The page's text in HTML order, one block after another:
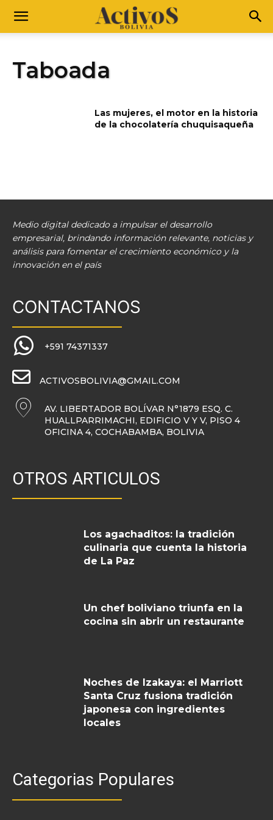
Taboada
Las mujeres, el motor en la historia
de la chocolatería chuquisaqueña
Medio digital dedicado a impulsar el desarrollo
empresarial, brindando información relevante, noticias y
análisis para fomentar el crecimiento económico y la
innovación en el país
CONTACTANOS
+591 74371337
ACTIVOSBOLIVIA@GMAIL.COM
AV. LIBERTADOR BOLÍVAR N°1879 ESQ. C.
HUALLPARRIMACHI, EDIFICIO V Y V, PISO 4
OFICINA 4, COCHABAMBA, BOLIVIA
OTROS ARTICULOS
Los agachaditos: la tradición
culinaria que cuenta la historia
de La Paz
Un chef boliviano triunfa en la
cocina sin abrir un restaurante
Noches de Izakaya: el Marriott
Santa Cruz fusiona tradición
japonesa con ingredientes
locales
Categorias Populares